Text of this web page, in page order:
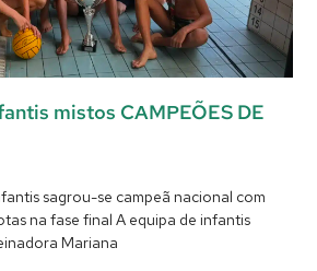
mistos CAMPEÕES DE
sagrou-se campeã nacional com
na fase final A equipa de infantis
Mariana